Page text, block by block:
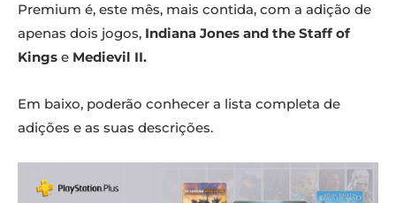
Premium é, este mês, mais contida, com a adição de
apenas dois jogos, Indiana Jones and the Staff of
Kings e Medievil II.
Em baixo, poderão conhecer a lista completa de
adições e as suas descrições.